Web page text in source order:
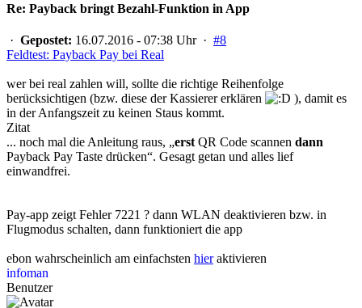
Re: Payback bringt Bezahl-Funktion in App
· Gepostet: 16.07.2016 - 07:38 Uhr · #8
Feldtest: Payback Pay bei Real
wer bei real zahlen will, sollte die richtige Reihenfolge
berücksichtigen (bzw. diese der Kassierer erklären
), damit es
in der Anfangszeit zu keinen Staus kommt.
Zitat
... noch mal die Anleitung raus, „erst QR Code scannen dann
Payback Pay Taste drücken“. Gesagt getan und alles lief
einwandfrei.
Pay-app zeigt Fehler 7221 ? dann WLAN deaktivieren bzw. in
Flugmodus schalten, dann funktioniert die app
ebon wahrscheinlich am einfachsten hieraktivieren
infoman
Benutzer